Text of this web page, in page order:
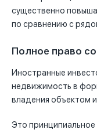
существенно
по сравнению с
Полное право
Иностранные
недвижимость в
владения объектом
Это принципиальное